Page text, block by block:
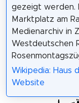
gezeigt werden.
Marktplatz am
Medienarchiv in
Westdeutschen
Wikipedia: Haus
Website